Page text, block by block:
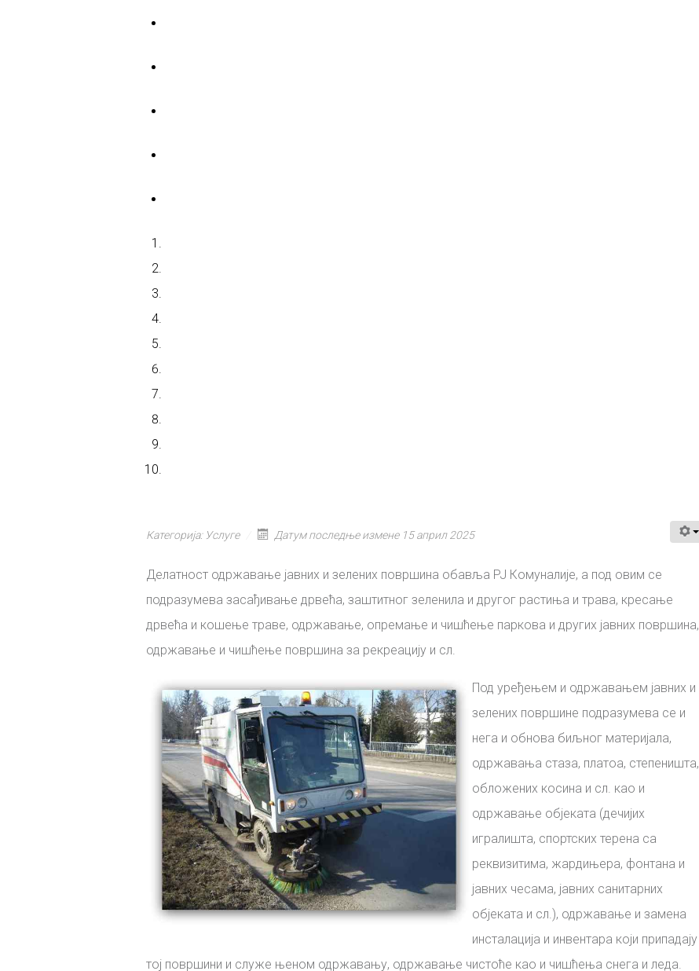
Категорија: Услуге Датум последње измене 15 април 2025
Делатност одржавање јавних и зелених површина обавља РЈ Комуналије, а под овим се
подразумева засађивање дрвећа, заштитног зеленила и другог растиња и трава, кресање
дрвећа и кошење траве, одржавање, опремање и чишћење паркова и других јавних површина,
одржавање и чишћење површина за рекреацију и сл.
Под уређењем и одржавањем јавних и
зелених површине подразумева се и
нега и обнова биљног материјала,
одржавања стаза, платоа, степеништа,
обложених косина и сл. као и
одржавање објеката (дечијих
игралишта, спортских терена са
реквизитима, жардињера, фонтана и
јавних чесама, јавних санитарних
објеката и сл.), одржавање и замена
инсталација и инвентара који припадају
тој површини и служе њеном одржавању, одржавање чистоће као и чишћења снега и леда.